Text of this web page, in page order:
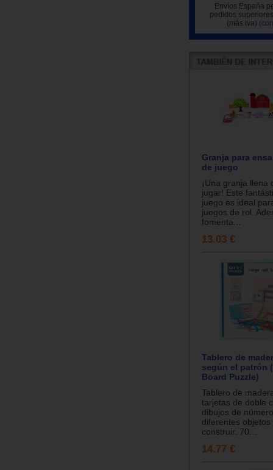
Envíos España
pedidos
(más iva)
Granja para
de juego
¡Una granja llena
jugar! Este
juego es ideal
juegos de rol.
fomenta...
13.03 €
Tablero de
según el patrón
Board Puzzle)
Tablero de
tarjetas de doble
dibujos de
diferentes
construir. 70...
14.77 €